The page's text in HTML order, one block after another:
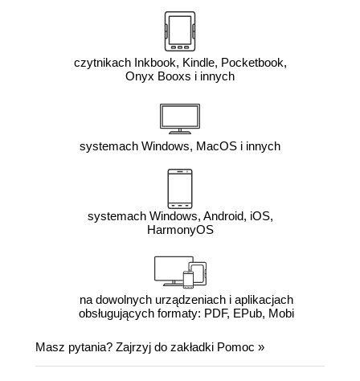
czytnikach Inkbook, Kindle, Pocketbook,
Onyx Booxs i innych
systemach Windows, MacOS i innych
systemach Windows, Android, iOS,
HarmonyOS
na dowolnych urządzeniach i aplikacjach
obsługujących formaty: PDF, EPub, Mobi
Masz pytania? Zajrzyj do zakładki Pomoc »